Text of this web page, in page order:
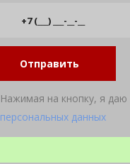
Отправить
Нажимая на кнопку, я даю
персональных данных